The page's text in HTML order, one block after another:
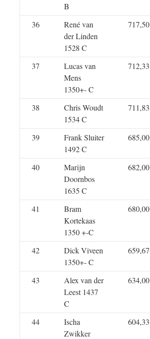
B
36
René van
der Linden
1528 C
717,50
37
Lucas van
Mens
1350+- C
712,33
38
Chris Woudt
1534 C
711,83
39
Frank Sluiter
1492 C
685,00
40
Marijn
Doornbos
1635 C
682,00
41
Bram
Kortekaas
1350 +-C
680,00
42
Dick Viveen
1350+- C
659,67
43
Alex van der
Leest 1437
C
634,00
44
Ischa
Zwikker
604,33